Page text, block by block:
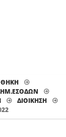
ΔΙΟΊΚΗΣΗ